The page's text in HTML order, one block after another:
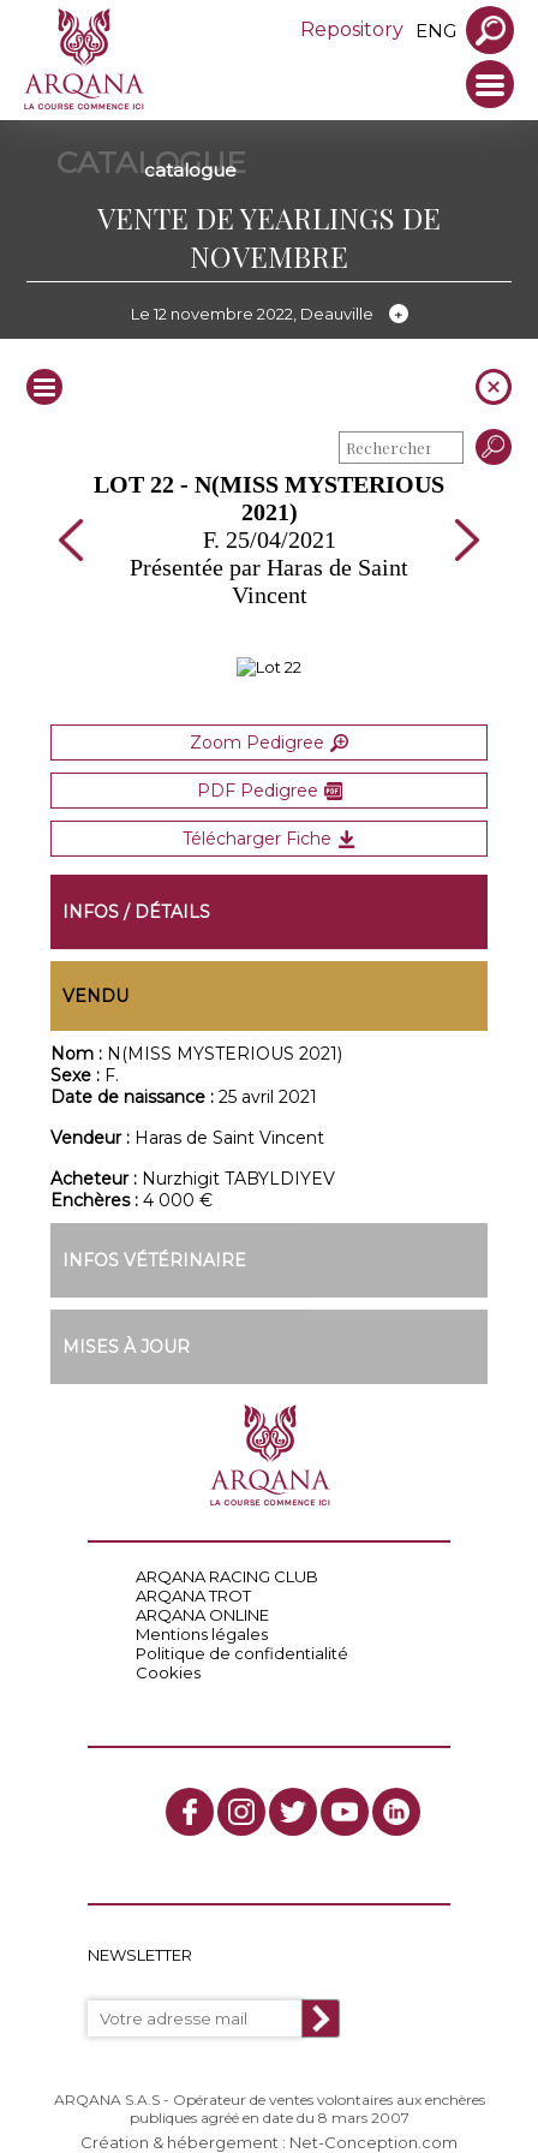
Repository ENG
CATALOGUE
catalogue
VENTE DE YEARLINGS DE
NOVEMBRE
Le 12 novembre 2022, Deauville
LOT 22 - N(MISS MYSTERIOUS
2021)
F. 25/04/2021
Présentée par Haras de Saint
Vincent
Zoom Pedigree
PDF Pedigree
Télécharger Fiche
INFOS / DÉTAILS
VENDU
Nom : N(MISS MYSTERIOUS 2021)
Sexe : F.
Date de naissance :25 avril 2021
Vendeur : Haras de Saint Vincent
Acheteur : Nurzhigit TABYLDIYEV
Enchères :4 000 €
INFOS VÉTÉRINAIRE
MISES À JOUR
ARQANA RACING CLUB
ARQANA TROT
ARQANA ONLINE
Mentions légales
Politique de confidentialité
Cookies
NEWSLETTER
ARQANA S.A.S - Opérateur de ventes volontaires aux enchères
publiques agréé en date du 8 mars 2007
Création & hébergement : Net-Conception.com